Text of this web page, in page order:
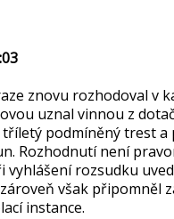
znovu rozhodoval v
uznal vinnou z
podmíněný trest a
Rozhodnutí není
vyhlášení rozsudku
však připomněl
instance.